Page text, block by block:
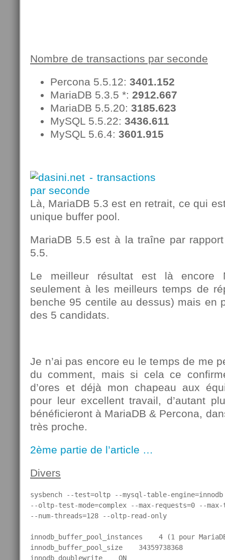
Nombre de transactions par seconde
Percona 5.5.12: 3401.152
MariaDB 5.3.5 *: 2912.667
MariaDB 5.5.20: 3185.623
MySQL 5.5.22: 3436.611
MySQL 5.6.4: 3601.915
Là, MariaDB 5.3 est en retrait, ce qui
unique buffer pool.
MariaDB 5.5 est à la traîne par
5.5.
Le meilleur résultat est là encore
seulement à les meilleurs temps de
benche 95 centile au dessus) mais en
des 5 candidats.
Je n’ai pas encore eu le temps de me
du comment, mais si cela ce
d’ores et déjà mon chapeau aux
pour leur excellent travail, d’autant
bénéficieront à MariaDB & Percona,
très proche.
2ème partie de l’article …
Divers
sysbench --test=oltp --mysql-table-
--oltp-test-mode=complex --max-requests=0 --
--num-threads=128 --oltp-read-only
innodb_buffer_pool_instances    4 (1 pour
innodb_buffer_pool_size    34359738368
innodb_doublewrite    ON